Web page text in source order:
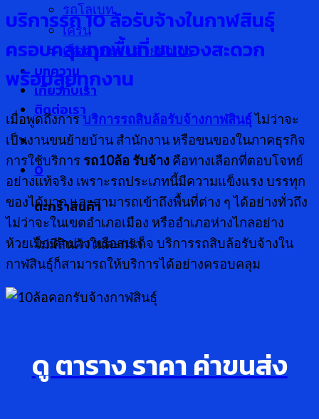
รถโลเบท
เครน
เช็คค่าขนส่ง ด้วยตัวเอง
บทความ
เกี่ยวกับเรา
ติดต่อเรา
0
ตะกร้าสินค้า
ไม่มีสินค้าในตะกร้า
บริการรถ10 ล้อรับจ้างในกาฬสินธุ์
ครอบคลุมทุกพื้นที่ ขนของสะดวก
พร้อมลุยทุกงาน
เมื่อพูดถึงการบริการรถสิบล้อรับจ้างกาฬสินธุ์ไม่ว่าจะ
เป็นงานขนย้ายบ้าน สำนักงาน หรือขนของในภาคธุรกิจ
การใช้บริการ รถ10ล้อ รับจ้าง คือทางเลือกที่ตอบโจทย์
อย่างแท้จริง เพราะรถประเภทนี้มีความแข็งแรง บรรทุก
ของได้มาก และสามารถเข้าถึงพื้นที่ต่าง ๆ ได้อย่างทั่วถึง
ไม่ว่าจะในเขตอำเภอเมือง หรืออำเภอห่างไกลอย่าง
ห้วยเม็ก คำม่วง หรือสมเด็จ บริการรถสิบล้อรับจ้างใน
กาฬสินธุ์ก็สามารถให้บริการได้อย่างครอบคลุม
ดู ตาราง ราคา ค่าขนส่ง